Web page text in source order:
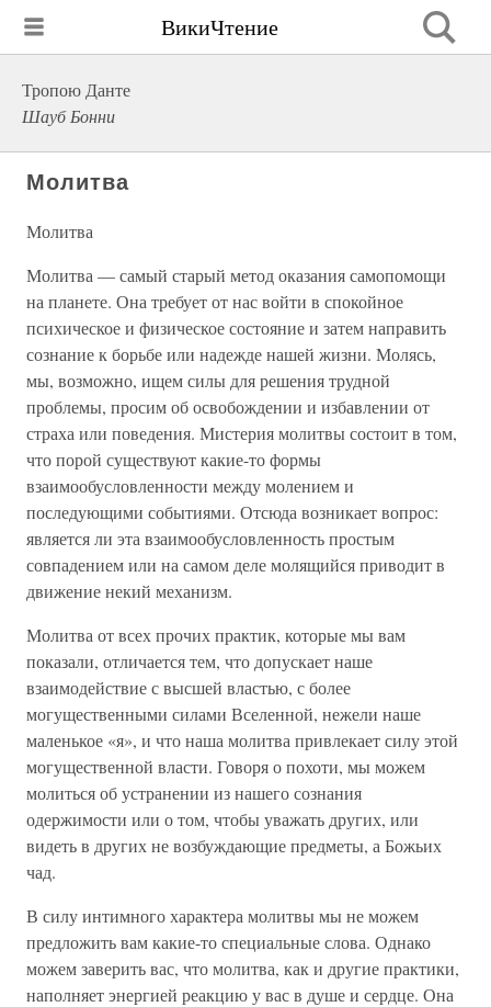
ВикиЧтение
Тропою Данте
Шауб Бонни
Молитва
Молитва
Молитва — самый старый метод оказания самопомощи
на планете. Она требует от нас войти в спокойное
психическое и физическое состояние и затем направить
сознание к борьбе или надежде нашей жизни. Молясь,
мы, возможно, ищем силы для решения трудной
проблемы, просим об освобождении и избавлении от
страха или поведения. Мистерия молитвы состоит в том,
что порой существуют какие-то формы
взаимообусловленности между молением и
последующими событиями. Отсюда возникает вопрос:
является ли эта взаимообусловленность простым
совпадением или на самом деле молящийся приводит в
движение некий механизм.
Молитва от всех прочих практик, которые мы вам
показали, отличается тем, что допускает наше
взаимодействие с высшей властью, с более
могущественными силами Вселенной, нежели наше
маленькое «я», и что наша молитва привлекает силу этой
могущественной власти. Говоря о похоти, мы можем
молиться об устранении из нашего сознания
одержимости или о том, чтобы уважать других, или
видеть в других не возбуждающие предметы, а Божьих
чад.
В силу интимного характера молитвы мы не можем
предложить вам какие-то специальные слова. Однако
можем заверить вас, что молитва, как и другие практики,
наполняет энергией реакцию у вас в душе и сердце. Она